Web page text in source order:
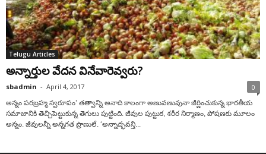
Telugu Articles
అన్నార్తుల వేదన వినేవారెవ్వరు?
sbadmin - April 4, 2017 0
అన్నం పరబ్రహ్మ స్వరూపం’ తత్వాన్ని అనాది కాలంగా అణువణువునా జీర్ణించుకున్న భారతీయ
సమాజానికి తెచ్చిపెట్టుకున్న తెగులు పుట్టింది. జీవుల పుట్టుక, శరీర నిర్మాణం, పోషణకు మూలం
అన్నం. జీవులన్నీ అన్నగత ప్రాణులే. ‘అన్నాద్భవన్తి...